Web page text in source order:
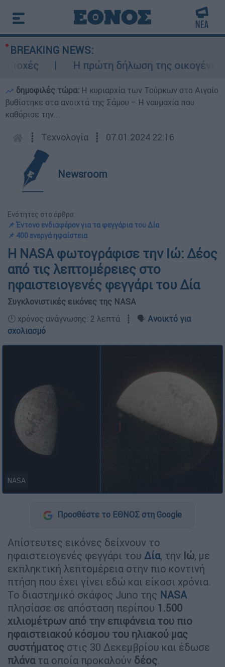
BREAKING NEWS:
Η πρώτη δήλωση της οικογένειας
δημοφιλές τώρα: Η κυριαρχία των Τούρκων στο Αιγαίο
βυθίστηκε στα ανοιχτά της Σάμου – Η ναυμαχία που
καθόρισε την...
┋ Τεχνολογία ┋ 07.01.2024 22:16
Newsroom
Ενότητες στο άρθρο:
📌 Έντονο ενδιαφέρον για τα φεγγάρια του Δία
📌 400 ενεργά ηφαίστεια
Η NASA φωτογράφισε την Ιώ: Δέος
από τις λεπτομέρειες στο
ηφαιστειογενές φεγγάρι του Δία
Συγκλονιστικές εικόνες της NASA
🕛 χρόνος ανάγνωσης: 2 λεπτά ┋ 🗣️ Ανοικτό για
σχολιασμό
NASA
Προσθέστε το ΕΘΝΟΣ στη Google
Απίστευτες εικόνες δείχνουν το
ηφαιστειογενές φεγγάρι του Δία, την Ιώ, με
εκπληκτική λεπτομέρεια στην πιο κοντινή
πτήση που έχει γίνει εδώ και είκοσι χρόνια.
Το διαστημικό σκάφος Juno της NASA
πλησίασε σε απόσταση περίπου 1.500
χιλιομέτρων από την επιφάνεια του πιο
ηφαιστειακού κόσμου του ηλιακού μας
συστήματος στις 30 Δεκεμβρίου και έδωσε
πλάνατα οποία προκαλούν δέος.